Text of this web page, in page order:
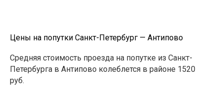
Цены на попутки Санкт-Петербург — Антипово
Средняя стоимость проезда на попутке из Санкт-
Петербурга в Антипово колеблется в районе 1520
руб.